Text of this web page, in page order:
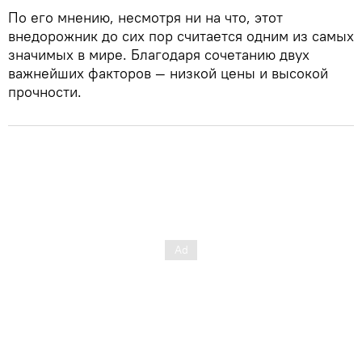
По его мнению, несмотря ни на что, этот
внедорожник до сих пор считается одним из самых
значимых в мире. Благодаря сочетанию двух
важнейших факторов — низкой цены и высокой
прочности.